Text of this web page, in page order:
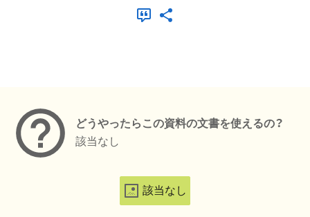
どうやったらこの資料の文書を使えるの？
該当なし
該当なし